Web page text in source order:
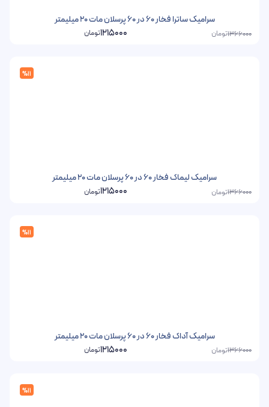
سرامیک ساترا فخار 60 در 60 پرسلان مات 20 میلیمتر
1366000تومان 1215000تومان
%11
سرامیک لیماک فخار 60 در 60 پرسلان مات 20 میلیمتر
1366000تومان 1215000تومان
%11
سرامیک آداک فخار 60 در 60 پرسلان مات 20 میلیمتر
1366000تومان 1215000تومان
%11